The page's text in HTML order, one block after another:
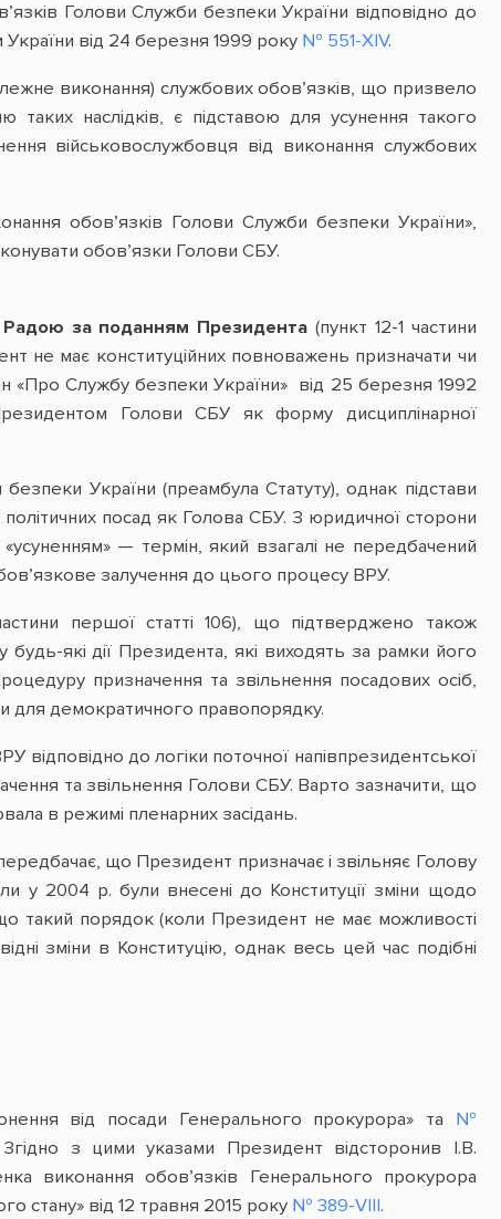
Голови Служби безпеки України відповідно до
від 24 березня 1999 року № 551-XIV.
виконання) службових обов’язків, що призвело
наслідків, є підставою для усунення такого
військовослужбовця від виконання службових
обов’язків Голови Служби безпеки України»,
обов’язки Голови СБУ.
Радою за поданням Президента (пункт 12-1 частини
не має конституційних повноважень призначати чи
«Про Службу безпеки України» від 25 березня 1992
Голови СБУ як форму дисциплінарної
України (преамбула Статуту), однак підстави
політичних посад як Голова СБУ. З юридичної сторони
— термін, який взагалі не передбачений
залучення до цього процесу ВРУ.
першої статті 106), що підтверджено також
які дії Президента, які виходять за рамки його
призначення та звільнення посадових осіб,
для демократичного правопорядку.
до логіки поточної напівпрезидентської
та звільнення Голови СБУ. Варто зазначити, що
в режимі пленарних засідань.
що Президент призначає і звільняє Голову
у 2004 р. були внесені до Конституції зміни щодо
такий порядок (коли Президент не має можливості
зміни в Конституцію, однак весь цей час подібні
від посади Генерального прокурора» та №
з цими указами Президент відсторонив І.В.
виконання обов’язків Генерального прокурора
стану» від 12 травня 2015 року № 389-VIII.